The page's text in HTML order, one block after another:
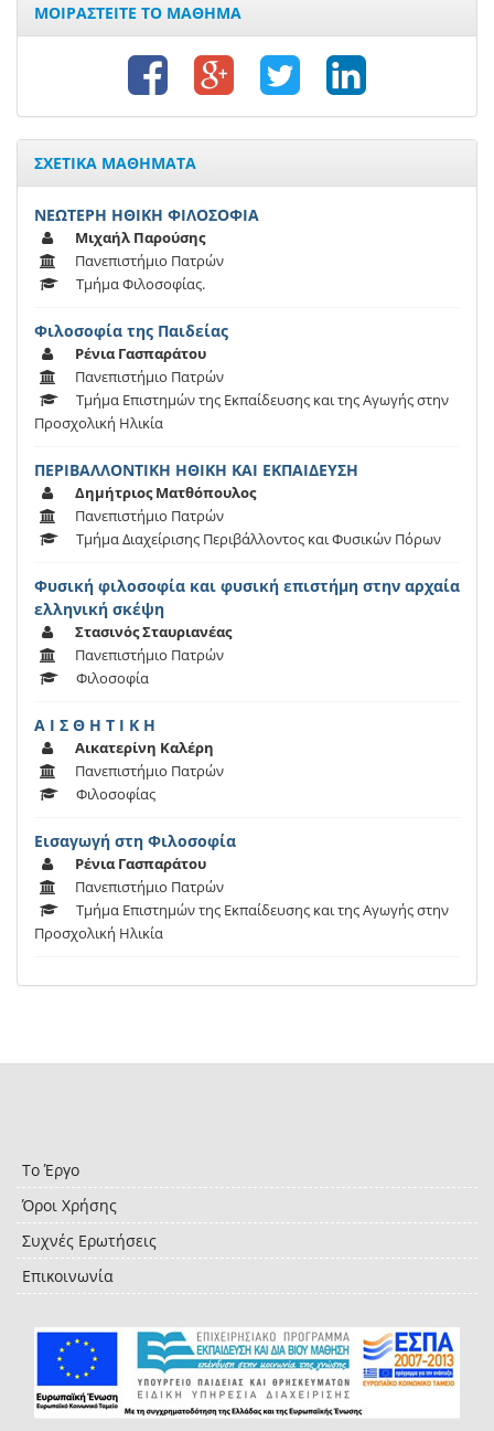
ΜΟΙΡΑΣΤΕΙΤΕ ΤΟ ΜΑΘΗΜΑ
ΣΧΕΤΙΚΑ ΜΑΘΗΜΑΤΑ
ΝΕΩΤΕΡΗ ΗΘΙΚΗ ΦΙΛΟΣΟΦΙΑ
Μιχαήλ Παρούσης
Πανεπιστήμιο Πατρών
Τμήμα Φιλοσοφίας.
Φιλοσοφία της Παιδείας
Ρένια Γασπαράτου
Πανεπιστήμιο Πατρών
Τμήμα Επιστημών της Εκπαίδευσης και της Αγωγής στην
Προσχολική Ηλικία
ΠΕΡΙΒΑΛΛΟΝΤΙΚΗ ΗΘΙΚΗ ΚΑΙ ΕΚΠΑΙΔΕΥΣΗ
Δημήτριος Ματθόπουλος
Πανεπιστήμιο Πατρών
Τμήμα Διαχείρισης Περιβάλλοντος και Φυσικών Πόρων
Φυσική φιλοσοφία και φυσική επιστήμη στην αρχαία
ελληνική σκέψη
Στασινός Σταυριανέας
Πανεπιστήμιο Πατρών
Φιλοσοφία
Α Ι Σ Θ Η Τ Ι Κ Η
Αικατερίνη Καλέρη
Πανεπιστήμιο Πατρών
Φιλοσοφίας
Εισαγωγή στη Φιλοσοφία
Ρένια Γασπαράτου
Πανεπιστήμιο Πατρών
Τμήμα Επιστημών της Εκπαίδευσης και της Αγωγής στην
Προσχολική Ηλικία
Το Έργο
Όροι Χρήσης
Συχνές Ερωτήσεις
Επικοινωνία